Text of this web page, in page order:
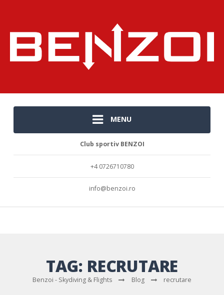
MENU
Club sportiv BENZOI
+4 0726710780
info@benzoi.ro
TAG: RECRUTARE
Benzoi - Skydiving & Flights Blog recrutare